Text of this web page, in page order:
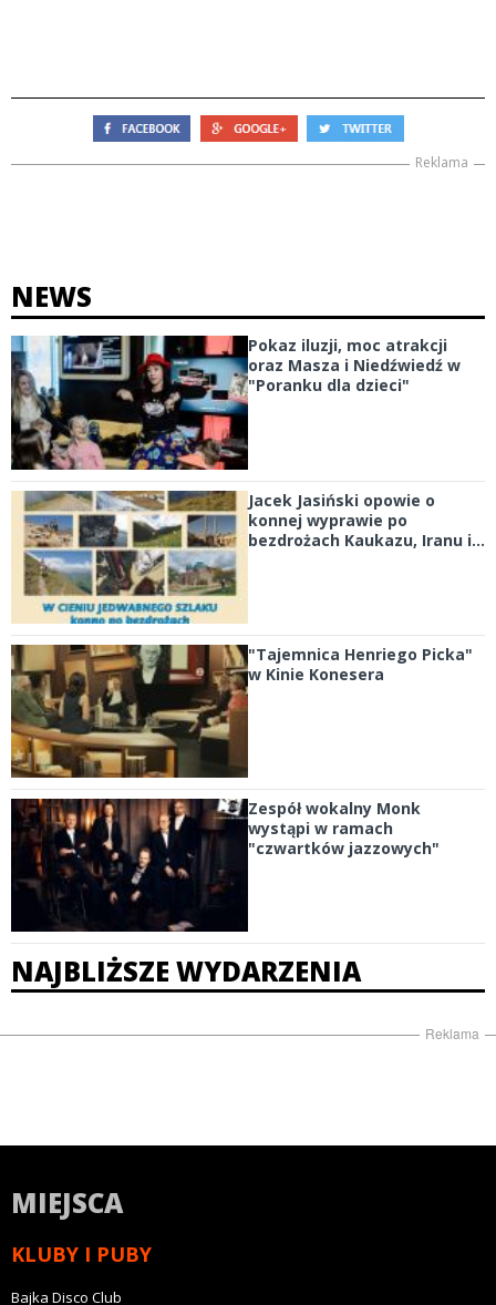
Reklama
NEWS
Pokaz iluzji, moc atrakcji
oraz Masza i Niedźwiedź w
"Poranku dla dzieci"
Jacek Jasiński opowie o
konnej wyprawie po
bezdrożach Kaukazu, Iranu i...
"Tajemnica Henriego Picka"
w Kinie Konesera
Zespół wokalny Monk
wystąpi w ramach
"czwartków jazzowych"
NAJBLIŻSZE WYDARZENIA
Reklama
MIEJSCA
KLUBY I PUBY
Bajka Disco Club